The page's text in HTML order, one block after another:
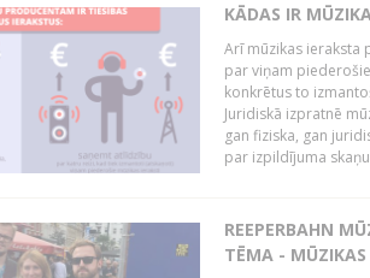
KĀDAS IR
Arī mūzikas ieraksta
par viņam
konkrētus to
Juridiskā izpratnē
gan fiziska, gan
par izpildījuma
REEPERBAHN
TĒMA -